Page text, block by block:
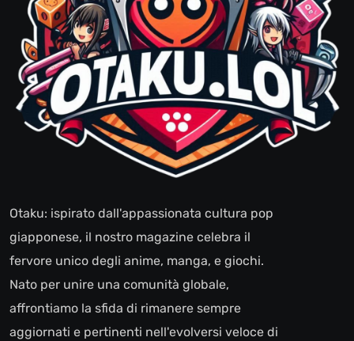
Otaku: ispirato dall'appassionata cultura pop
giapponese, il nostro magazine celebra il
fervore unico degli anime, manga, e giochi.
Nato per unire una comunità globale,
affrontiamo la sfida di rimanere sempre
aggiornati e pertinenti nell'evolversi veloce di